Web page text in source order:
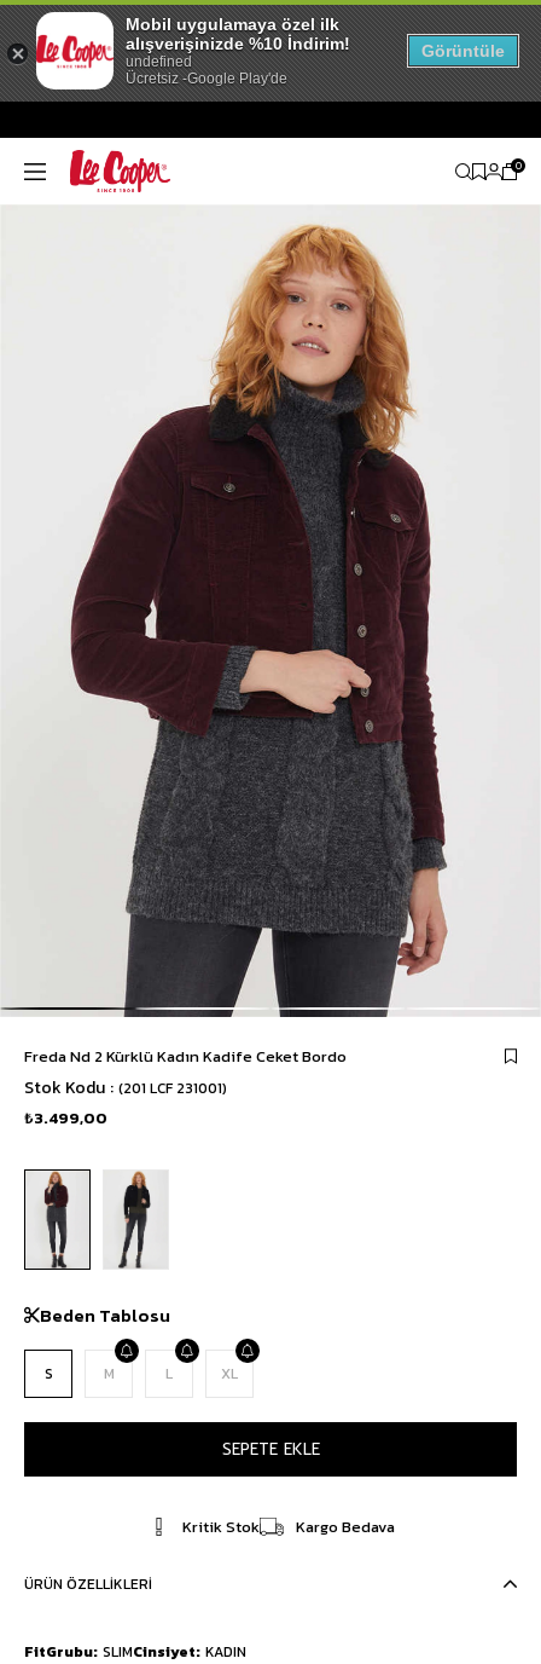
0
Freda Nd 2 Kürklü Kadın Kadife Ceket Bordo
Stok Kodu (201 LCF 231001)
₺3.499,00
Beden Tablosu
S M L XL
Kritik Stok Kargo Bedava
ÜRÜN ÖZELLIKLERI
FitGrubu SLIMCinsiyet KADIN
Mobil uygulamaya özel ilk
alışverişinizde %10 İndirim!
undefined
Ücretsiz -Google Play'de
Görüntüle